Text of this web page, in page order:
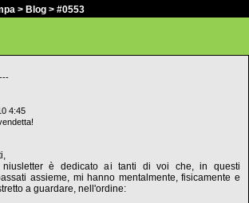
> Blog > #0553
4:45
niusletter è dedicato ai tanti di voi che, in questi
assieme, mi hanno mentalmente, fisicamente e
a guardare, nell'ordine: